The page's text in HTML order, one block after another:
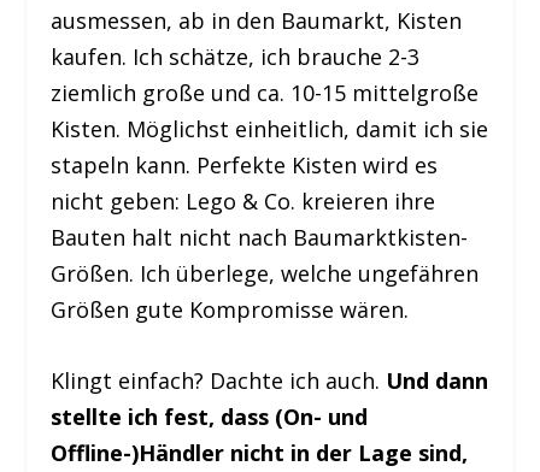
ausmessen, ab in den Baumarkt, Kisten
kaufen. Ich schätze, ich brauche 2-3
ziemlich große und ca. 10-15 mittelgroße
Kisten. Möglichst einheitlich, damit ich sie
stapeln kann. Perfekte Kisten wird es
nicht geben: Lego & Co. kreieren ihre
Bauten halt nicht nach Baumarktkisten-
Größen. Ich überlege, welche ungefähren
Größen gute Kompromisse wären.
Klingt einfach? Dachte ich auch. Und dann
stellte ich fest, dass (On- und
Offline-)Händler nicht in der Lage sind,